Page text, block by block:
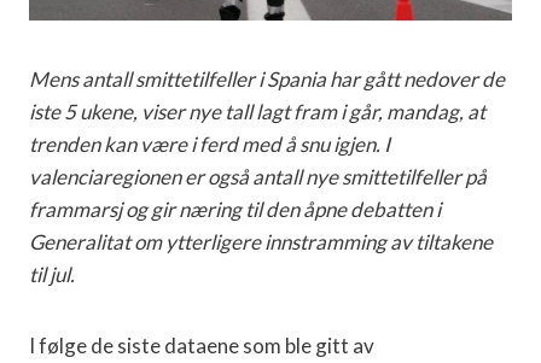
Mens antall smittetilfeller i Spania har gått nedover de
iste 5 ukene, viser nye tall lagt fram i går, mandag, at
trenden kan være i ferd med å snu igjen. I
valenciaregionen er også antall nye smittetilfeller på
frammarsj og gir næring til den åpne debatten i
Generalitat om ytterligere innstramming av tiltakene
til jul.
I følge de siste dataene som ble gitt av